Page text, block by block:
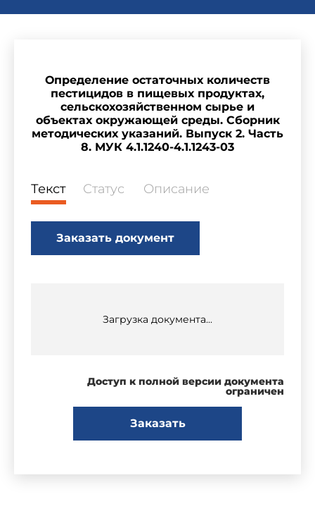
Определение остаточных количеств
пестицидов в пищевых продуктах,
сельскохозяйственном сырье и
объектах окружающей среды. Сборник
методических указаний. Выпуск 2. Часть
8. МУК 4.1.1240-4.1.1243-03
Текст Статус Описание
Заказать документ
Загрузка документа...
Доступ к полной версии документа
ограничен
Заказать